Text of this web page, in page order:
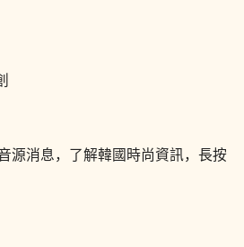
源消息，了解韓國時尚資訊，長按